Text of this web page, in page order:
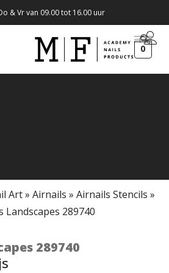
& Vr van 09.00 tot 16.00 uur
0
Art» Airnails » Airnails Stencils »
Landscapes 289740
289740